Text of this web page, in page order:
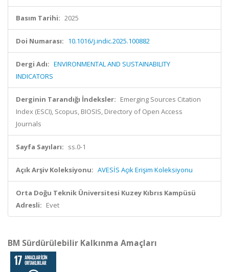
Basım Tarihi: 2025
Doi Numarası: 10.1016/j.indic.2025.100882
Dergi Adı: ENVIRONMENTAL AND SUSTAINABILITY
INDICATORS
Derginin Tarandığı İndeksler: Emerging Sources Citation
Index (ESCI), Scopus, BIOSIS, Directory of Open Access
Journals
Sayfa Sayıları: ss.0-1
Açık Arşiv Koleksiyonu: AVESİS Açık Erişim Koleksiyonu
Orta Doğu Teknik Üniversitesi Kuzey Kıbrıs Kampüsü
Adresli: Evet
BM Sürdürülebilir Kalkınma Amaçları